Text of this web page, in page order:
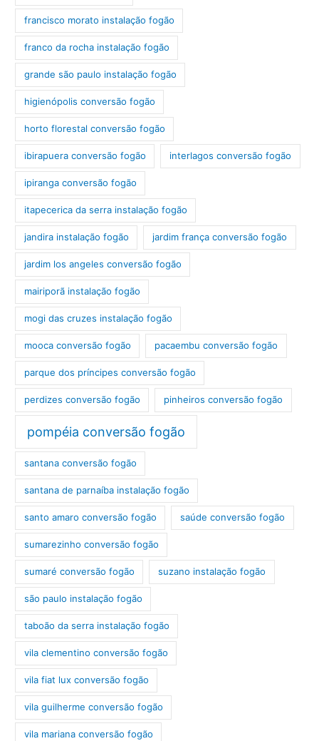
francisco morato instalação fogão
franco da rocha instalação fogão
grande são paulo instalação fogão
higienópolis conversão fogão
horto florestal conversão fogão
ibirapuera conversão fogão interlagos conversão fogão
ipiranga conversão fogão
itapecerica da serra instalação fogão
jandira instalação fogão jardim frança conversão fogão
jardim los angeles conversão fogão
mairiporã instalação fogão
mogi das cruzes instalação fogão
mooca conversão fogão pacaembu conversão fogão
parque dos príncipes conversão fogão
perdizes conversão fogão pinheiros conversão fogão
pompéia conversão fogão
santana conversão fogão
santana de parnaíba instalação fogão
santo amaro conversão fogão saúde conversão fogão
sumarezinho conversão fogão
sumaré conversão fogão suzano instalação fogão
são paulo instalação fogão
taboão da serra instalação fogão
vila clementino conversão fogão
vila fiat lux conversão fogão
vila guilherme conversão fogão
vila mariana conversão fogão